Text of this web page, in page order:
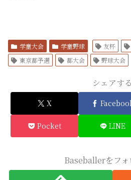
学童大会 学童野球 友杯
東京都予選
都大会 野球大会
シェアする
X
Pocket LINE
Baseballerをフォ